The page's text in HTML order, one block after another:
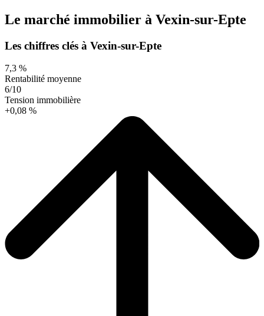
Le marché immobilier à Vexin-sur-Epte
Les chiffres clés à Vexin-sur-Epte
7,3 %
Rentabilité moyenne
6/10
Tension immobilière
+0,08 %